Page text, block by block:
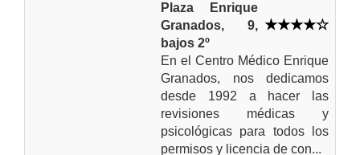
Plaza Enrique
Granados, 9,
bajos 2º
En el Centro Médico Enrique
Granados, nos dedicamos
desde 1992 a hacer las
revisiones médicas y
psicológicas para todos los
permisos y licencia de con...